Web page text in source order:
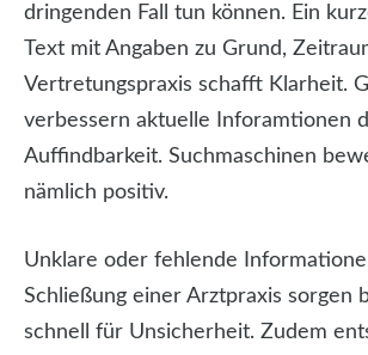
dringenden Fall tun können. Ein
Text mit Angaben zu Grund,
Vertretungspraxis schafft Klarheit.
verbessern aktuelle Inforamtionen
Auffindbarkeit. Suchmaschinen
nämlich positiv.
Unklare oder fehlende
Schließung einer Arztpraxis sorgen
schnell für Unsicherheit. Zudem